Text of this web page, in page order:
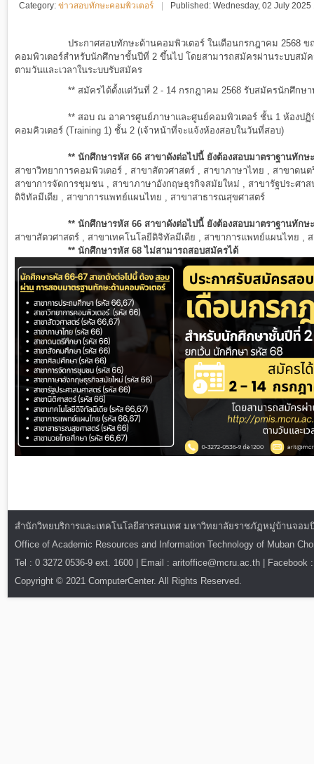
Category: ข่าวสอบทักษะคอมพิวเตอร์ Published: Wednesday, 02 July
ประกาศสอบทักษะด้านคอมพิวเตอร์ ในเดือนกรกฎาคม 2568 ข
คอมพิวเตอร์สำหรับนักศึกษาชั้นปีที่ 2 ขึ้นไป โดยสามารถสมัครผ่านระบบสมั
ตามวันและเวลาในระบบรับสมัคร
** สมัครได้ตั้งแต่วันที่ 2 - 14 กรกฎาคม 2568 รับสมัครนักศึกษ
** สอบ ณ อาคารศูนย์ภาษาและศูนย์คอมพิวเตอร์ ชั้น 1 ห้องปฏิ
คอมคิวเตอร์ (Training 1) ชั้น 2 (เจ้าหน้าที่จะแจ้งห้องสอบในวันที่สอบ)
** นักศึกษารหัส 66 สาขาดังต่อไปนี้ ยังต้องสอบมาตราฐานทักษ
สาขาวิทยาการคอมพิวเตอร์ , สาขาสัตวศาสตร์ , สาขาภาษาไทย , สาขาด
สาขาการจัดการชุมชน , สาขาภาษาอังกฤษธุรกิจสมัยใหม่ , สาขารัฐประศา
ดิจิทัลมีเดีย , สาขาการแพทย์แผนไทย , สาขาสาธารณสุขศาสตร์
** นักศึกษารหัส 66 สาขาดังต่อไปนี้ ยังต้องสอบมาตราฐานทักษ
สาขาสัตวศาสตร์ , สาขาเทคโนโลยีดิจิทัลมีเดีย , สาขาการแพทย์แผนไทย ,
** นักศึกษารหัส 68 ไม่สามารถสอบสมัครได้
สำนักวิทยบริการและเทคโนโลยีสารสนเทศ มหาวิทยาลัยราชภัฏหมู่บ้านจอ
Office of Academic Resources and Information Technology of Muban
Tel : 0 3272 0536-9 ext. 1600 | Email : aritoffice@mcru.ac.th | Facebook
Copyright © 2021 ComputerCenter. All Rights Reserved.